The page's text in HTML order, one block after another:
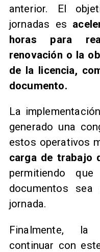
anterior. El
jornadas es
horas para
renovación o la
de la licencia,
documento.
La
generado una
estos operativos
carga de trabajo
permitiendo
documentos
jornada.
Finalmente, la
continuar con